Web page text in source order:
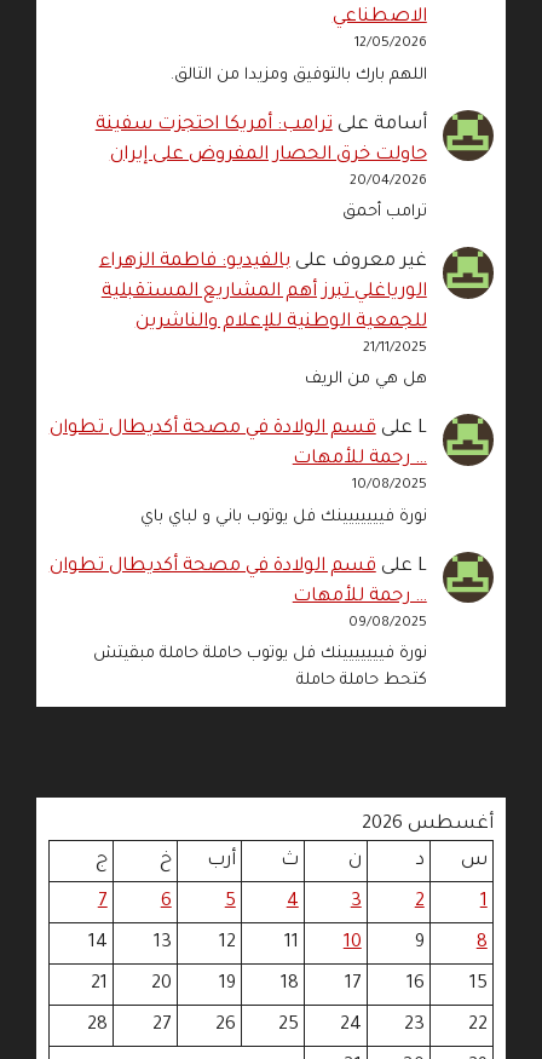
الاصطناعي
12/05/2026
اللهم بارك بالتوفيق ومزيدا من التالق.
أسامة علىترامب: أمريكا احتجزت سفينة
حاولت خرق الحصار المفروض على إيران
20/04/2026
ترامب أحمق
غير معروف علىبالفيديو: فاطمة الزهراء
الورياغلي تبرز أهم المشاريع المستقبلية
للجمعية الوطنية للإعلام والناشرين
21/11/2025
هل هي من الريف
L علىقسم الولادة في مصحة أكديطال تطوان
… رحمة للأمهات
10/08/2025
نورة فييييييينك فل يوتوب باني و لباي باي
L علىقسم الولادة في مصحة أكديطال تطوان
… رحمة للأمهات
09/08/2025
نورة فييييييينك فل يوتوب حاملة حاملة مبقيتش
كتحط حاملة حاملة
أغسطس 2026
س
د ن ث أرب خ
ج
1
2
3
4
5
6
7
8
9
10
11
12
13
14
15
16
17
18
19
20
21
22
23
24
25
26
27
28